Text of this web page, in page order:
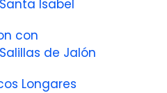
Isabel
con
de Jalón
Longares